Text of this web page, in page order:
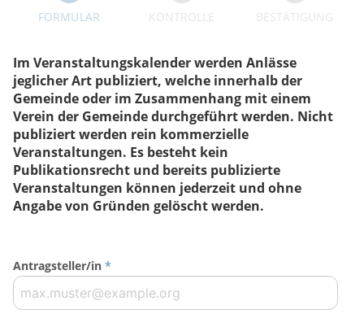
FORMULAR KONTROLLE BESTÄTIGUNG
Im Veranstaltungskalender werden Anlässe
jeglicher Art publiziert, welche innerhalb der
Gemeinde oder im Zusammenhang mit einem
Verein der Gemeinde durchgeführt werden. Nicht
publiziert werden rein kommerzielle
Veranstaltungen. Es besteht kein
Publikationsrecht und bereits publizierte
Veranstaltungen können jederzeit und ohne
Angabe von Gründen gelöscht werden.
Antragsteller/in *